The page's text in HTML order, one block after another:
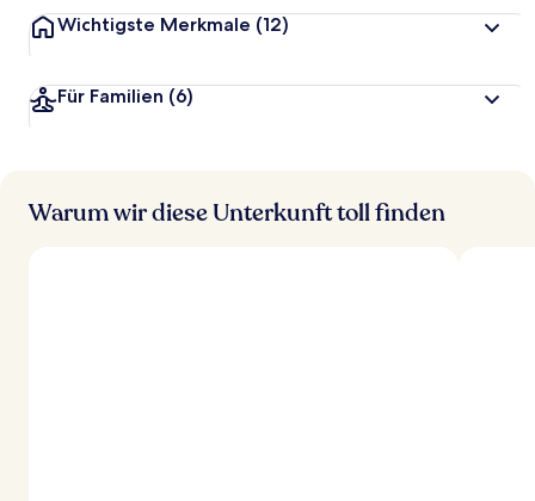
Wichtigste Merkmale (12)
Für Familien (6)
Warum wir diese Unterkunft toll finden